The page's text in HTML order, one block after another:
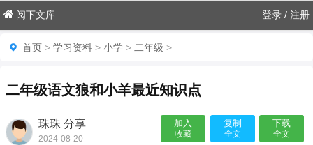
阅下文库 登录 / 注册
首页 > 学习资料 > 小学 > 二年级 >
二年级语文狼和小羊最近知识点
珠珠 分享
2024-08-20
加入
收藏
复制
全文
下载
全文